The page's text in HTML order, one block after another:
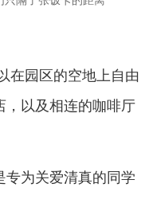
园区的空地上自由
，以及相连的咖啡厅
为关爱清真的同学